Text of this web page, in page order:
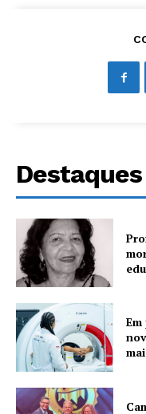
Destaques